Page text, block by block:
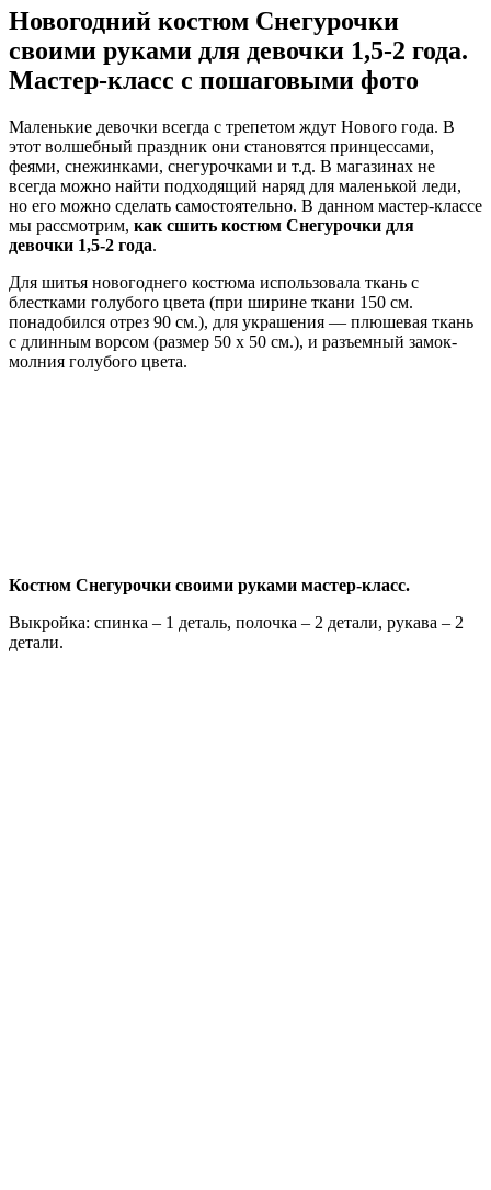
Новогодний костюм Снегурочки
своими руками для девочки 1,5-2 года.
Мастер-класс с пошаговыми фото
Маленькие девочки всегда с трепетом ждут Нового года. В
этот волшебный праздник они становятся принцессами,
феями, снежинками, снегурочками и т.д. В магазинах не
всегда можно найти подходящий наряд для маленькой леди,
но его можно сделать самостоятельно. В данном мастер-классе
мы рассмотрим, как сшить костюм Снегурочки для
девочки 1,5-2 года.
Для шитья новогоднего костюма использовала ткань с
блестками голубого цвета (при ширине ткани 150 см.
понадобился отрез 90 см.), для украшения — плюшевая ткань
с длинным ворсом (размер 50 х 50 см.), и разъемный замок-
молния голубого цвета.
Костюм Снегурочки своими руками мастер-класс.
Выкройка: спинка – 1 деталь, полочка – 2 детали, рукава – 2
детали.